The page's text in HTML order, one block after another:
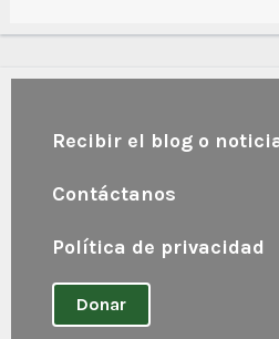
Recibir el blog o
Contáctanos
Política de privacidad
Donar